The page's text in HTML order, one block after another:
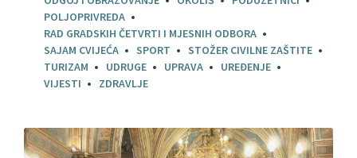
POLJOPRIVREDA
RAD GRADSKIH ČETVRTI I MJESNIH ODBORA
SAJAM CVIJEĆA
SPORT
STOŽER CIVILNE ZAŠTITE
TURIZAM
UDRUGE UPRAVA
UREĐENJE
VIJESTI
ZDRAVLJE
Pročitajte
više